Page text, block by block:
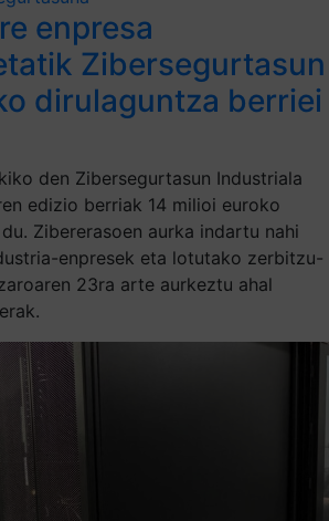
enpresa
Zibersegurtasun
dirulaguntza berriei
den Zibersegurtasun Industriala
edizio berriak 14 milioi euroko
Zibererasoen aurka indartu nahi
enpresek eta lotutako zerbitzu-
23ra arte aurkeztu ahal